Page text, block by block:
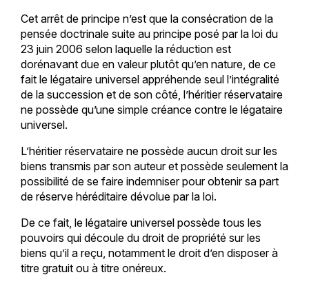
Cet arrêt de principe n’est que la consécration de la
pensée doctrinale suite au principe posé par la loi du
23 juin 2006 selon laquelle la réduction est
dorénavant due en valeur plutôt qu’en nature, de ce
fait le légataire universel appréhende seul l’intégralité
de la succession et de son côté, l’héritier réservataire
ne possède qu’une simple créance contre le légataire
universel.
L’héritier réservataire ne possède aucun droit sur les
biens transmis par son auteur et possède seulement la
possibilité de se faire indemniser pour obtenir sa part
de réserve héréditaire dévolue par la loi.
De ce fait, le légataire universel possède tous les
pouvoirs qui découle du droit de propriété sur les
biens qu’il a reçu, notamment le droit d’en disposer à
titre gratuit ou à titre onéreux.